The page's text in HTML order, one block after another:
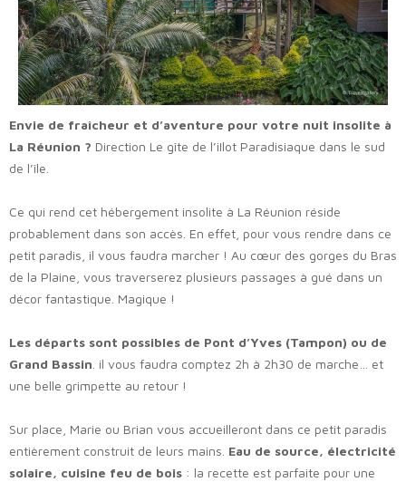
Envie de fraîcheur et d’aventure pour votre nuit insolite à
La Réunion ? Direction Le gîte de l’iIlot Paradisiaque dans le sud
de l’île.
Ce qui rend cet hébergement insolite à La Réunion réside
probablement dans son accès. En effet, pour vous rendre dans ce
petit paradis, il vous faudra marcher ! Au cœur des gorges du Bras
de la Plaine, vous traverserez plusieurs passages à gué dans un
décor fantastique. Magique !
Les départs sont possibles de Pont d’Yves (Tampon) ou de
Grand Bassin . il vous faudra comptez 2h à 2h30 de marche… et
une belle grimpette au retour !
Sur place, Marie ou Brian vous accueilleront dans ce petit paradis
entièrement construit de leurs mains. Eau de source, électricité
solaire, cuisine feu de bois : la recette est parfaite pour une